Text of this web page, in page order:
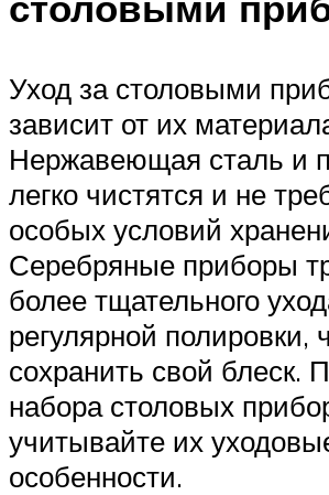
Уход за столовыми
зависит от их
Нержавеющая сталь и
легко чистятся и не
особых условий
Серебряные приборы
более тщательного
регулярной полировки,
сохранить свой блеск.
набора столовых
учитывайте их
особенности.